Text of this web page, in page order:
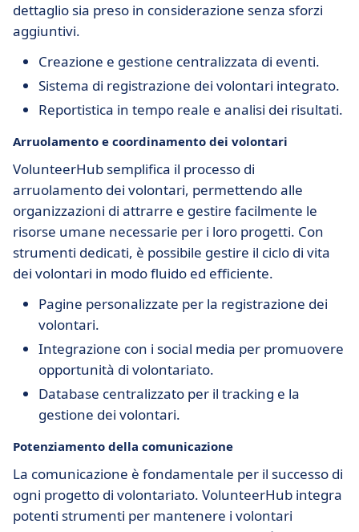
dettaglio sia preso in considerazione senza sforzi
aggiuntivi.
Creazione e gestione centralizzata di eventi.
Sistema di registrazione dei volontari integrato.
Reportistica in tempo reale e analisi dei risultati.
Arruolamento e coordinamento dei volontari
VolunteerHub semplifica il processo di
arruolamento dei volontari, permettendo alle
organizzazioni di attrarre e gestire facilmente le
risorse umane necessarie per i loro progetti. Con
strumenti dedicati, è possibile gestire il ciclo di vita
dei volontari in modo fluido ed efficiente.
Pagine personalizzate per la registrazione dei
volontari.
Integrazione con i social media per promuovere
opportunità di volontariato.
Database centralizzato per il tracking e la
gestione dei volontari.
Potenziamento della comunicazione
La comunicazione è fondamentale per il successo di
ogni progetto di volontariato. VolunteerHub integra
potenti strumenti per mantenere i volontari